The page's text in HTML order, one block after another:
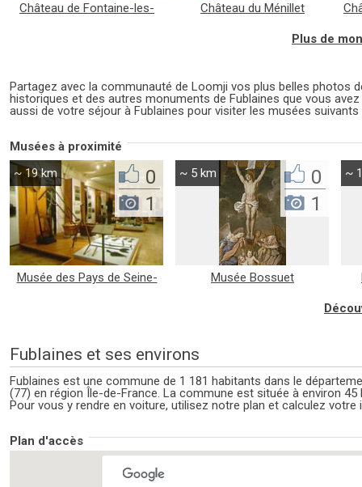
Château de Fontaine-les-
Château du Ménillet
Plus de
Partagez avec la communauté de Loomji vos plus belles photos
historiques et des autres monuments de Fublaines que vous
aussi de votre séjour à Fublaines pour visiter les musées suivants
Musées à proximité
Musée des Pays de Seine-
~ 19 km
0
1
Musée Bossuet
~ 5 km
0
1
~
Fublaines et ses environs
Fublaines est une commune de 1 181 habitants dans le
(77) en région Île-de-France. La commune est située à environ
Pour vous y rendre en voiture, utilisez notre plan et calculez votre
Plan d'accès